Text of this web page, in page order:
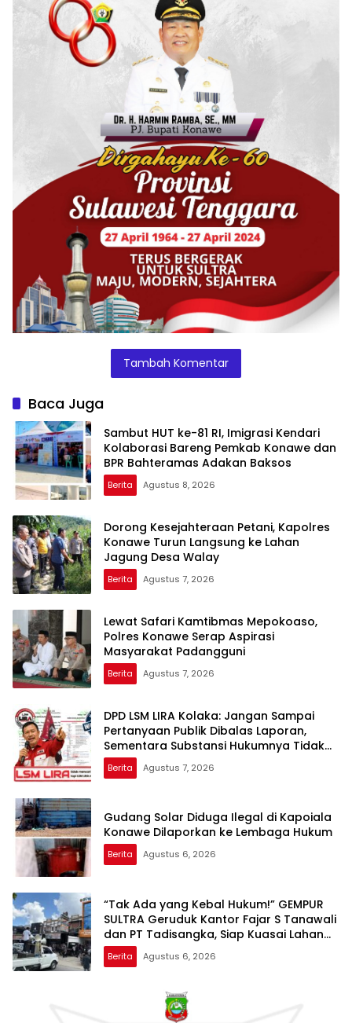
Tambah Komentar
Baca Juga
Sambut HUT ke-81 RI, Imigrasi Kendari
Kolaborasi Bareng Pemkab Konawe dan
BPR Bahteramas Adakan Baksos
Berita Agustus 8, 2026
Dorong Kesejahteraan Petani, Kapolres
Konawe Turun Langsung ke Lahan
Jagung Desa Walay
Berita Agustus 7, 2026
Lewat Safari Kamtibmas Mepokoaso,
Polres Konawe Serap Aspirasi
Masyarakat Padangguni
Berita Agustus 7, 2026
DPD LSM LIRA Kolaka: Jangan Sampai
Pertanyaan Publik Dibalas Laporan,
Sementara Substansi Hukumnya Tidak
Pernah Dijelaskan Secara Terbuka
Berita Agustus 7, 2026
Gudang Solar Diduga Ilegal di Kapoiala
Konawe Dilaporkan ke Lembaga Hukum
Berita Agustus 6, 2026
“Tak Ada yang Kebal Hukum!” GEMPUR
SULTRA Geruduk Kantor Fajar S Tanawali
dan PT Tadisangka, Siap Kuasai Lahan
Puuwatu
Berita Agustus 6, 2026